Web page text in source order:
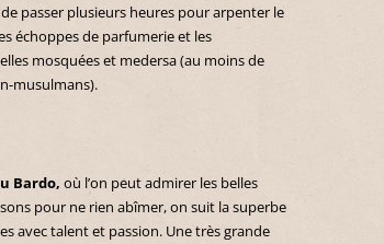
passer plusieurs heures pour arpenter le
échoppes de parfumerie et les
mosquées et medersa (au moins de
musulmans).
Bardo, où l’on peut admirer les belles
pour ne rien abîmer, on suit la superbe
avec talent et passion. Une très grande